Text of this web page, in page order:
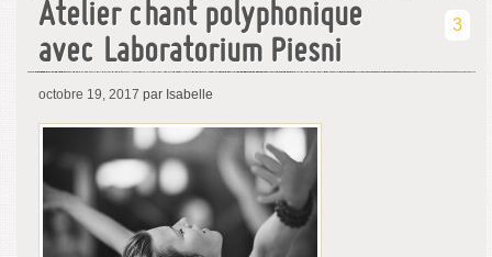
Atelier chant polyphonique
avec Laboratorium Piesni
3
octobre 19, 2017 par Isabelle